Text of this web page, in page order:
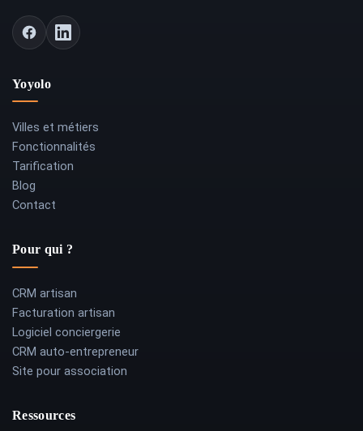
Yoyolo
Villes et métiers
Fonctionnalités
Tarification
Blog
Contact
Pour qui ?
CRM artisan
Facturation artisan
Logiciel conciergerie
CRM auto-entrepreneur
Site pour association
Ressources